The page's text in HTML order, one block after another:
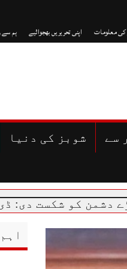
کی معلومات اپنی تحریریں بھجوائیے ہم سے
سے شوبز کی دنیا
دی: ڈی جی آئی